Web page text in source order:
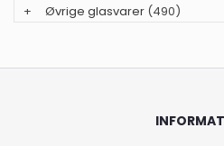
+
Øvrige glasvarer (490)